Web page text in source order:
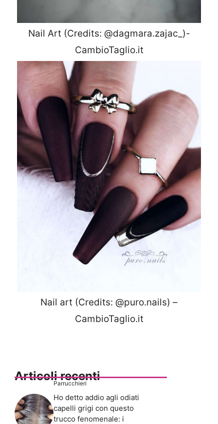
Nail Art (Credits: @dagmara.zajac_)-
CambioTaglio.it
Nail art (Credits: @puro.nails) –
CambioTaglio.it
Articoli recenti
Parrucchieri
Ho detto addio agli odiati
capelli grigi con questo
trucco fenomenale: i